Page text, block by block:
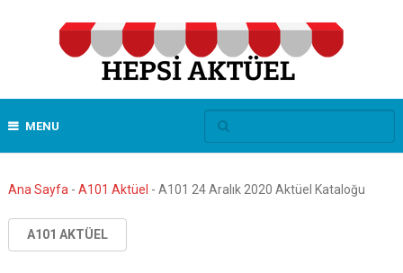
MENU
Ana Sayfa - A101 Aktüel - A101 24 Aralık 2020 Aktüel Kataloğu
A101 AKTÜEL